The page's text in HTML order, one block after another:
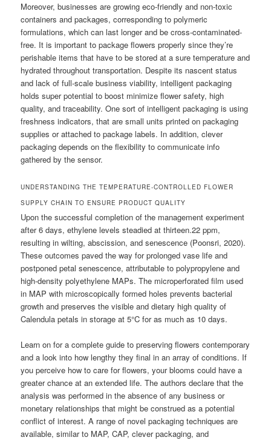
Moreover, businesses are growing eco-friendly and non-toxic
containers and packages, corresponding to polymeric
formulations, which can last longer and be cross-contaminated-
free. It is important to package flowers properly since they’re
perishable items that have to be stored at a sure temperature and
hydrated throughout transportation. Despite its nascent status
and lack of full-scale business viability, intelligent packaging
holds super potential to boost minimize flower safety, high
quality, and traceability. One sort of intelligent packaging is using
freshness indicators, that are small units printed on packaging
supplies or attached to package labels. In addition, clever
packaging depends on the flexibility to communicate info
gathered by the sensor.
UNDERSTANDING THE TEMPERATURE-CONTROLLED FLOWER
SUPPLY CHAIN TO ENSURE PRODUCT QUALITY
Upon the successful completion of the management experiment
after 6 days, ethylene levels steadied at thirteen.22 ppm,
resulting in wilting, abscission, and senescence (Poonsri, 2020).
These outcomes paved the way for prolonged vase life and
postponed petal senescence, attributable to polypropylene and
high-density polyethylene MAPs. The microperforated film used
in MAP with microscopically formed holes prevents bacterial
growth and preserves the visible and dietary high quality of
Calendula petals in storage at 5°C for as much as 10 days.
Learn on for a complete guide to preserving flowers contemporary
and a look into how lengthy they final in an array of conditions. If
you perceive how to care for flowers, your blooms could have a
greater chance at an extended life. The authors declare that the
analysis was performed in the absence of any business or
monetary relationships that might be construed as a potential
conflict of interest. A range of novel packaging techniques are
available, similar to MAP, CAP, clever packaging, and